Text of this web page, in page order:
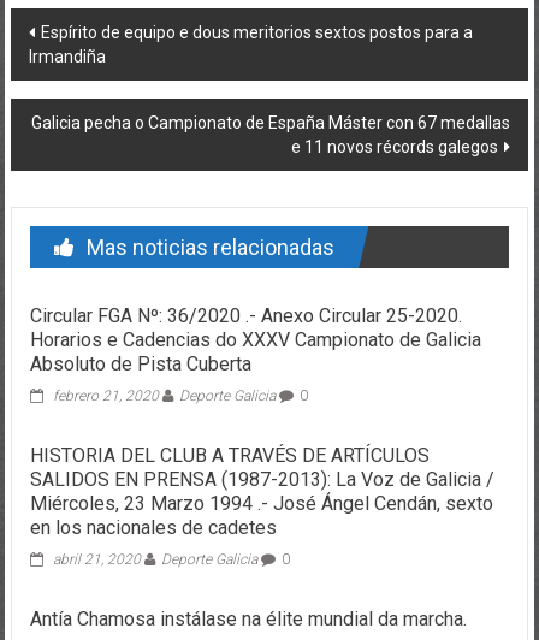
Post navigation
Espírito de equipo e dous meritorios sextos postos para a
Irmandiña
Galicia pecha o Campionato de España Máster con 67 medallas
e 11 novos récords galegos
Mas noticias relacionadas
Circular FGA Nº: 36/2020 .- Anexo Circular 25-2020.
Horarios e Cadencias do XXXV Campionato de Galicia
Absoluto de Pista Cuberta
febrero 21, 2020 Deporte Galicia 0
HISTORIA DEL CLUB A TRAVÉS DE ARTÍCULOS
SALIDOS EN PRENSA (1987-2013): La Voz de Galicia /
Miércoles, 23 Marzo 1994 .- José Ángel Cendán, sexto
en los nacionales de cadetes
abril 21, 2020 Deporte Galicia 0
Antía Chamosa instálase na élite mundial da marcha.